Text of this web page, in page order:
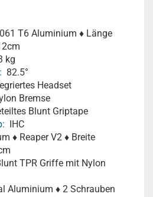
T6 Aluminium ♦ Länge
kg
82.5°
Headset
Bremse
Blunt Griptape
IHC
♦ Reaper V2 ♦ Breite
TPR Griffe mit Nylon
Aluminium ♦ 2 Schrauben